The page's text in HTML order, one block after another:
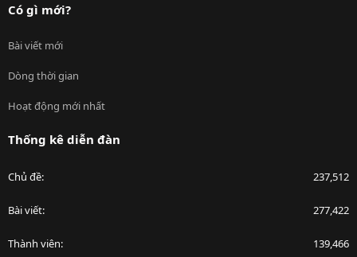
Có gì mới?
Bài viết mới
Dòng thời gian
Hoạt động mới nhất
Thống kê diễn đàn
Chủ đề 237,512
Bài viết 277,422
Thành viên 139,466